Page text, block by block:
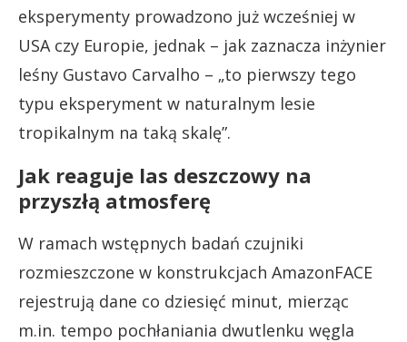
eksperymenty prowadzono już wcześniej w
USA czy Europie, jednak – jak zaznacza inżynier
leśny Gustavo Carvalho – „to pierwszy tego
typu eksperyment w naturalnym lesie
tropikalnym na taką skalę”.
Jak reaguje las deszczowy na
przyszłą atmosferę
W ramach wstępnych badań czujniki
rozmieszczone w konstrukcjach AmazonFACE
rejestrują dane co dziesięć minut, mierząc
m.in. tempo pochłaniania dwutlenku węgla